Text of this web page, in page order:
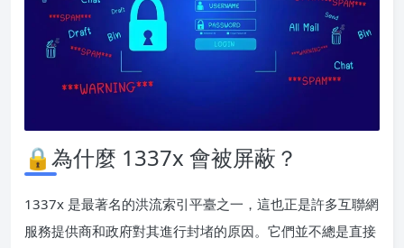
🔒為什麼 1337x 會被屏蔽？
1337x 是最著名的洪流索引平臺之一，這也正是許多互聯網
服務提供商和政府對其進行封堵的原因。它們並不總是直接